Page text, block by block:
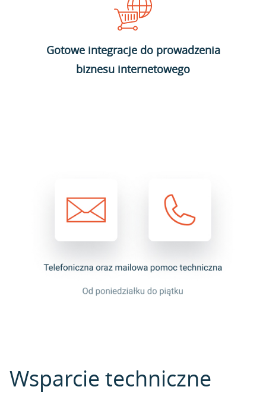
Gotowe integracje do prowadzenia
biznesu internetowego
Wsparcie techniczne